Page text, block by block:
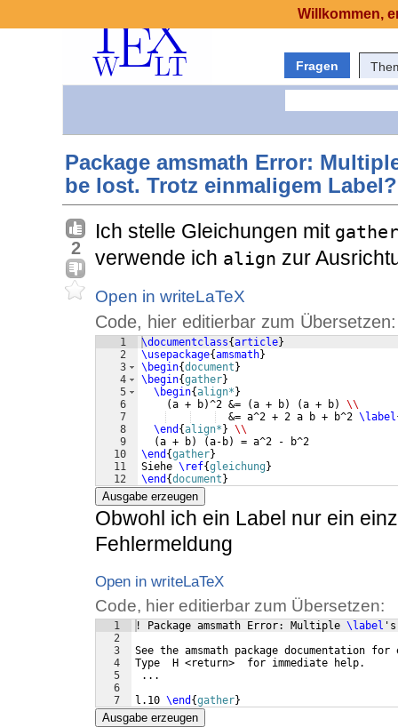
Fragen
Package amsmath Error:
be lost. Trotz einmaligem Label?
2
Ich stelle Gleichungen mit gather
verwende ich align zur
Open in writeLaTeX
Code, hier editierbar zum Übersetzen:
1
2
3
4
5
6
7
8
9
10
11
12
\documentclass{article}
\usepackage{amsmath}
\begin{document }
\begin{gather}
\begin{align* }
(a + b)^2 &= (a + b) (a + b)
\\
  &= a^2 + 2 a b + b^2
\label
\end {align* } \\
(a + b) (a-b)
= a^2 - b^2
\end {gather}
Siehe \ref{gleichung }
\end {document }
Ausgabe erzeugen
Obwohl ich ein Label nur ein
Fehlermeldung
Open in writeLaTeX
Code, hier editierbar zum Übersetzen:
1
2
3
4
5
6
7
! Package amsmath Error: Multiple \label
See the amsmath package documentation
Type  H <return>  for immediate help.
...
l.10 \end {gather}
Ausgabe erzeugen
Willkommen,